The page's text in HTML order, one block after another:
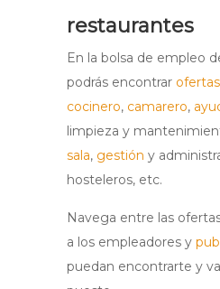
restaurantes
En la bolsa de empleo
podrás encontrar
cocinero, camarero,
limpieza y
sala, gestión y
hosteleros, etc.
Navega entre las
a los empleadores y
puedan encontrarte y